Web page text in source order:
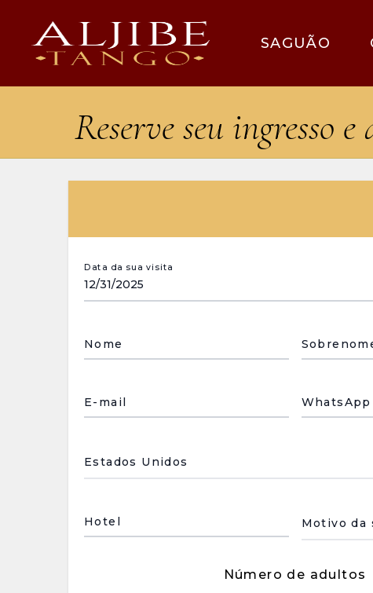
SAGUÃO
Reserve seu ingresso
Data da sua visita
Nome
E-mail WhatsApp
País de residencia
Hotel Motivo
Número de adultos